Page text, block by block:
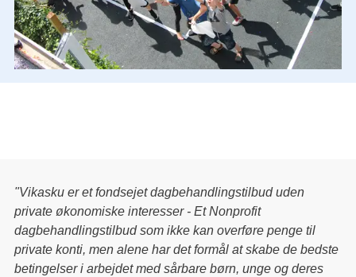
"Vikasku er et fondsejet dagbehandlingstilbud uden
private økonomiske interesser - Et Nonprofit
dagbehandlingstilbud som ikke kan overføre penge til
private konti, men alene har det formål at skabe de bedste
betingelser i arbejdet med sårbare børn, unge og deres